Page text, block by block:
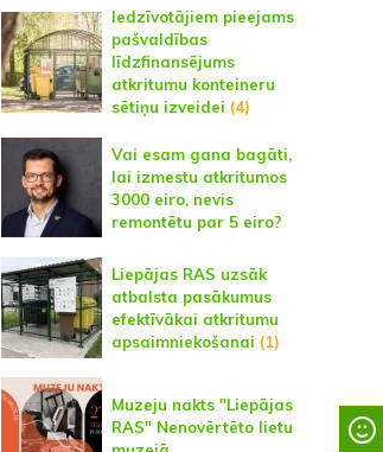
Iedzīvotājiem pieejams
pašvaldības
līdzfinansējums
atkritumu konteineru
sētiņu izveidei (4)
Vai esam gana bagāti,
lai izmestu atkritumos
3000 eiro, nevis
remontētu par 5 eiro?
Liepājas RAS uzsāk
atbalsta pasākumus
efektīvākai atkritumu
apsaimniekošanai (1)
Muzeju nakts "Liepājas
RAS" Nenovērtēto lietu